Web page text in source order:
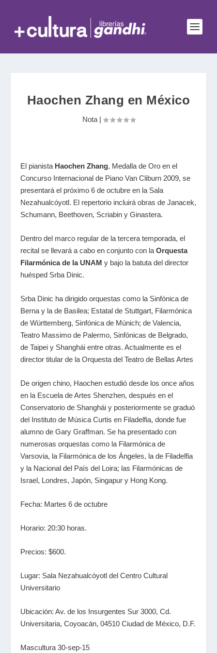
Haochen Zhang en México
Nota|
El pianista Haochen Zhang, Medalla de Oro en el
Concurso Internacional de Piano Van Cliburn 2009, se
presentará el próximo 6 de octubre en la Sala
Nezahualcóyotl. El repertorio incluirá obras de Janacek,
Schumann, Beethoven, Scriabin y Ginastera.
Dentro del marco regular de la tercera temporada, el
recital se llevará a cabo en conjunto con laOrquesta
Filarmónica de la UNAMy bajo la batuta del director
huésped Srba Dinic.
Srba Dinic ha dirigido orquestas como la Sinfónica de
Berna y la de Basilea; Estatal de Stuttgart, Filarmónica
de Württemberg, Sinfónica de Múnich; de Valencia,
Teatro Massimo de Palermo, Sinfónicas de Belgrado,
de Taipei y Shanghái entre otras. Actualmente es el
director titular de la Orquesta del Teatro de Bellas Artes
De origen chino, Haochen estudió desde los once años
en la Escuela de Artes Shenzhen, después en el
Conservatorio de Shanghái y posteriormente se graduó
del Instituto de Música Curtis en Filadelfia, donde fue
alumno de Gary Graffman. Se ha presentado con
numerosas orquestas como la Filarmónica de
Varsovia, la Filarmónica de los Ángeles, la de Filadelfia
y la Nacional del País del Loira; las Filarmónicas de
Israel, Londres, Japón, Singapur y Hong Kong.
Fecha: Martes 6 de octubre
Horario: 20:30 horas.
Precios: $600.
Lugar: Sala Nezahualcóyotl del Centro Cultural
Universitario
Ubicación: Av. de los Insurgentes Sur 3000, Cd.
Universitaria, Coyoacán, 04510 Ciudad de México, D.F.
Mascultura 30-sep-15